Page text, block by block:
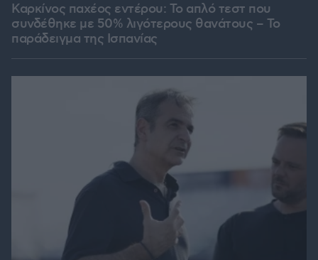
Καρκίνος παχέος εντέρου: Το απλό τεστ που
συνδέθηκε με 50% λιγότερους θανάτους – Το
παράδειγμα της Ισπανίας